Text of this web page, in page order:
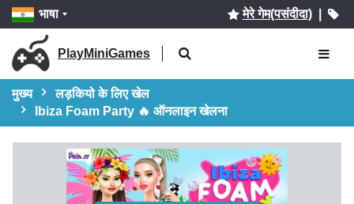
भाषा मेरे गेम(पसंदीदा)|
PlayMiniGames
मुख्य
लड़कियो के लिए खेल
Ibiza Foam Party 🔥 ऑनलाइन खेलना